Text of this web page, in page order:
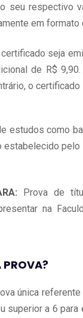
seu respectivo
em
seja
de R$
o
estudos como
estabelecido
Prova de
na
PROVA?
única
superior a 6